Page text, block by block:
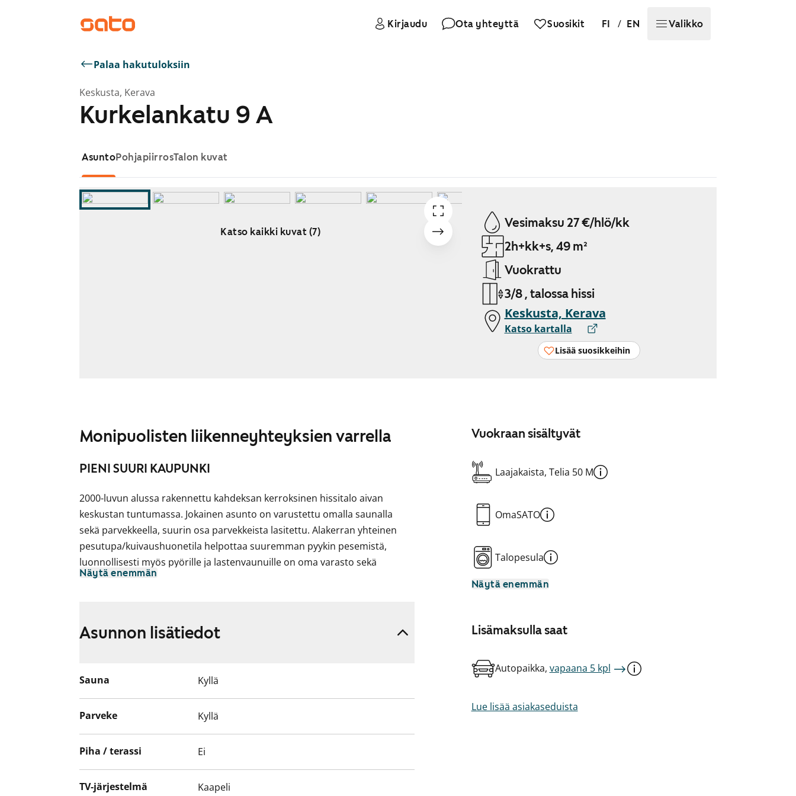
Kirjaudu Ota yhteyttä Suosikit FI / EN Valikko
Palaa hakutuloksiin
Keskusta, Kerava
Kurkelankatu 9 A
AsuntoPohjapiirrosTalon kuvat
Katso kaikki kuvat (7)
Vesimaksu 27 €/hlö/kk
2h+kk+s, 49 m²
Vuokrattu
3/8 , talossa hissi
Keskusta, Kerava
Katso kartalla
Lisää suosikkeihin
Monipuolisten liikenneyhteyksien varrella
PIENI SUURI KAUPUNKI
2000-luvun alussa rakennettu kahdeksan kerroksinen hissitalo aivan
keskustan tuntumassa. Jokainen asunto on varustettu omalla saunalla
sekä parvekkeella, suurin osa parvekkeista lasitettu. Alakerran yhteinen
pesutupa/kuivaushuonetila helpottaa suuremman pyykin pesemistä,
luonnollisesti myös pyörille ja lastenvaunuille on oma varasto sekä
jokaisella asunnolle oma irtainvarasto. Kylpyhuoneet kokonaisuudessaan
kerroksen kolmioissa parvekkeen sijaan huoneiston levyinen
terassiparveke. Kaapeli-tv.
Näytä enemmän
Vuokraan sisältyvät
Laajakaista, Telia 50 M
OmaSATO
Talopesula
Näytä enemmän
Lisämaksulla saat
Autopaikka, vapaana 5 kpl
Lue lisää asiakaseduista
Asunnon lisätiedot
Sauna Kyllä
Parveke Kyllä
Piha / terassi Ei
TV-järjestelmä Kaapeli